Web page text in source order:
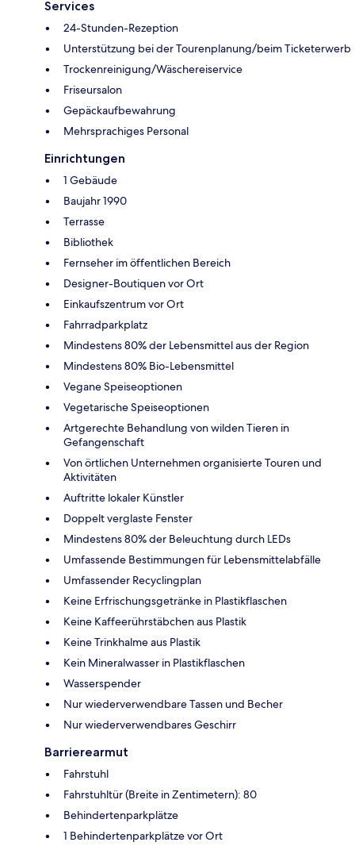
Services
24-Stunden-Rezeption
Unterstützung bei der Tourenplanung/beim Ticketerwerb
Trockenreinigung/Wäschereiservice
Friseursalon
Gepäckaufbewahrung
Mehrsprachiges Personal
Einrichtungen
1 Gebäude
Baujahr 1990
Terrasse
Bibliothek
Fernseher im öffentlichen Bereich
Designer-Boutiquen vor Ort
Einkaufszentrum vor Ort
Fahrradparkplatz
Mindestens 80% der Lebensmittel aus der Region
Mindestens 80% Bio-Lebensmittel
Vegane Speiseoptionen
Vegetarische Speiseoptionen
Artgerechte Behandlung von wilden Tieren in
Gefangenschaft
Von örtlichen Unternehmen organisierte Touren und
Aktivitäten
Auftritte lokaler Künstler
Doppelt verglaste Fenster
Mindestens 80% der Beleuchtung durch LEDs
Umfassende Bestimmungen für Lebensmittelabfälle
Umfassender Recyclingplan
Keine Erfrischungsgetränke in Plastikflaschen
Keine Kaffeerührstäbchen aus Plastik
Keine Trinkhalme aus Plastik
Kein Mineralwasser in Plastikflaschen
Wasserspender
Nur wiederverwendbare Tassen und Becher
Nur wiederverwendbares Geschirr
Barrierearmut
Fahrstuhl
Fahrstuhltür (Breite in Zentimetern): 80
Behindertenparkplätze
1 Behindertenparkplätze vor Ort